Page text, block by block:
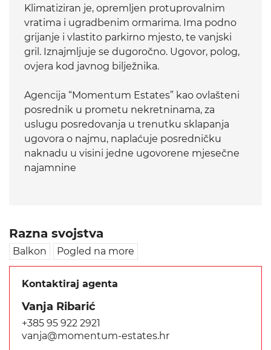
Klimatiziran je, opremljen protuprovalnim
vratima i ugradbenim ormarima. Ima podno
grijanje i vlastito parkirno mjesto, te vanjski
gril. Iznajmljuje se dugoročno. Ugovor, polog,
ovjera kod javnog bilježnika.
Agencija “Momentum Estates” kao ovlašteni
posrednik u prometu nekretninama, za
uslugu posredovanja u trenutku sklapanja
ugovora o najmu, naplaćuje posredničku
naknadu u visini jedne ugovorene mjesečne
najamnine
Razna svojstva
Balkon Pogled na more
Kontaktiraj agenta
Vanja Ribarić
+385 95 922 2921
vanja@momentum-estates.hr